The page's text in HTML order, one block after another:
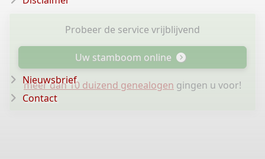
Probeer de service vrijblijvend
Uw stamboom online
meer dan 10 duizend genealogen gingen u voor!
Nieuwsbrief
Contact